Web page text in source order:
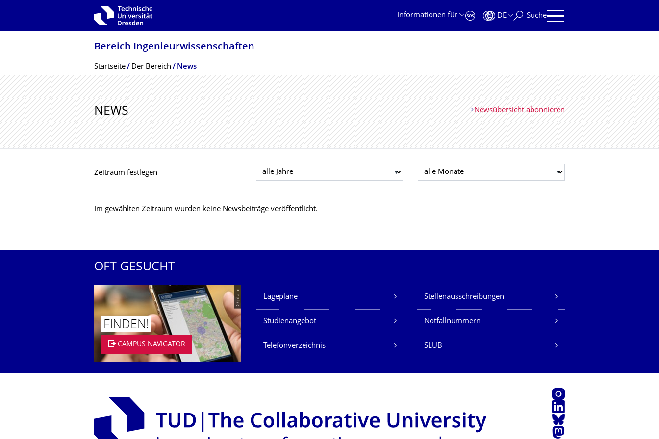
Zur Hauptnavigation springen
Informationen für
DE Suche
Bereich Ingenieur­wissen­schaften
Breadcrumb-Menü
Startseite Der Bereich News
NEWS Newsübersicht abonnieren
Zeitraum festlegen Jahr auswählen Monat auswählen
Im gewählten Zeitraum wurden keine Newsbeiträge veröffentlicht.
OFT GESUCHT
© placit
FINDEN!
CAMPUS NAVIGATOR
Unsere Dienste
Lagepläne Stellenausschreibungen
Studienangebot Notfallnummern
Telefonverzeichnis SLUB
Instagram
LinkedIn
Bluesky
Mastodon